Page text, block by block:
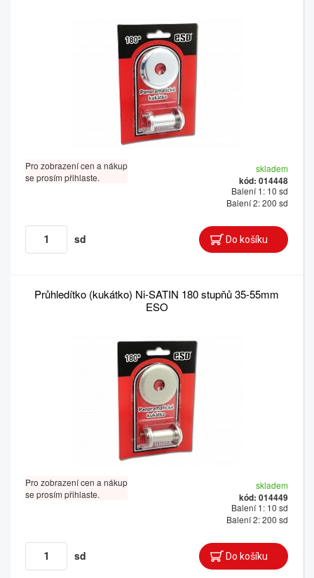
Pro zobrazení cen a nákup
se prosím přihlaste.
skladem
kód: 014448
Balení 1: 10 sd
Balení 2: 200 sd
sd
Průhledítko (kukátko) Ni-SATIN 180 stupňů 35-55mm
ESO
Pro zobrazení cen a nákup
se prosím přihlaste.
skladem
kód: 014449
Balení 1: 10 sd
Balení 2: 200 sd
sd